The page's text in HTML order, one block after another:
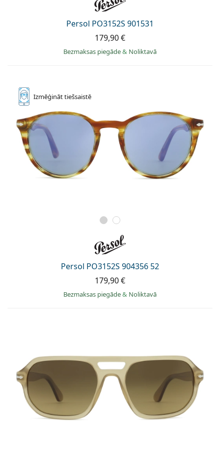
Persol PO3152S 901531
179,90 €
Bezmaksas piegāde& Noliktavā
Izmēģināttiešsaistē
Persol PO3152S 904356 52
179,90 €
Bezmaksas piegāde& Noliktavā